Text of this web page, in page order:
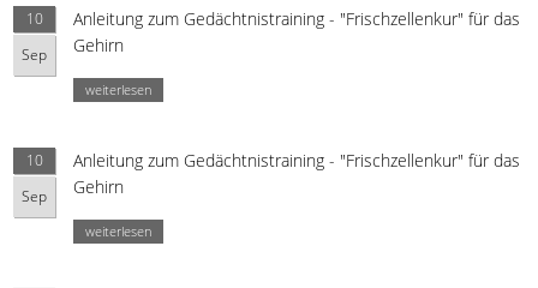
10
Sep
Anleitung zum Gedächtnistraining - "Frischzellenkur" für das
Gehirn
weiterlesen
10
Sep
Anleitung zum Gedächtnistraining - "Frischzellenkur" für das
Gehirn
weiterlesen